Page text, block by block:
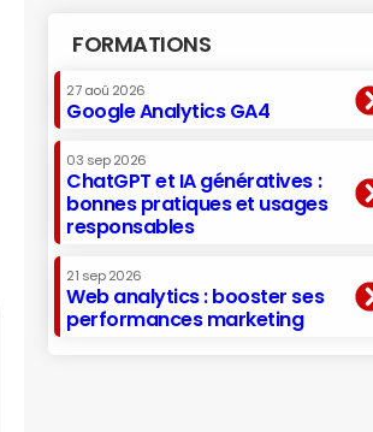
FORMATIONS
27 aoû 2026
Google Analytics GA4
03 sep 2026
ChatGPT et IA génératives :
bonnes pratiques et usages
responsables
21 sep 2026
Web analytics : booster ses
performances marketing